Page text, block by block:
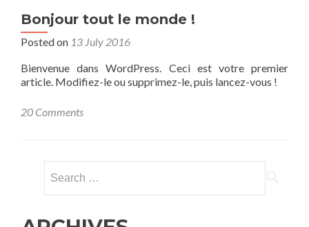
Bonjour tout le monde !
Posted on 13 July 2016
Bienvenue dans WordPress. Ceci est votre premier
article. Modifiez-le ou supprimez-le, puis lancez-vous !
20 Comments
for: